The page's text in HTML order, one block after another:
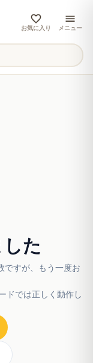
お気に入り メニュー
た
ですが、もう一度お
ドでは正しく動作し